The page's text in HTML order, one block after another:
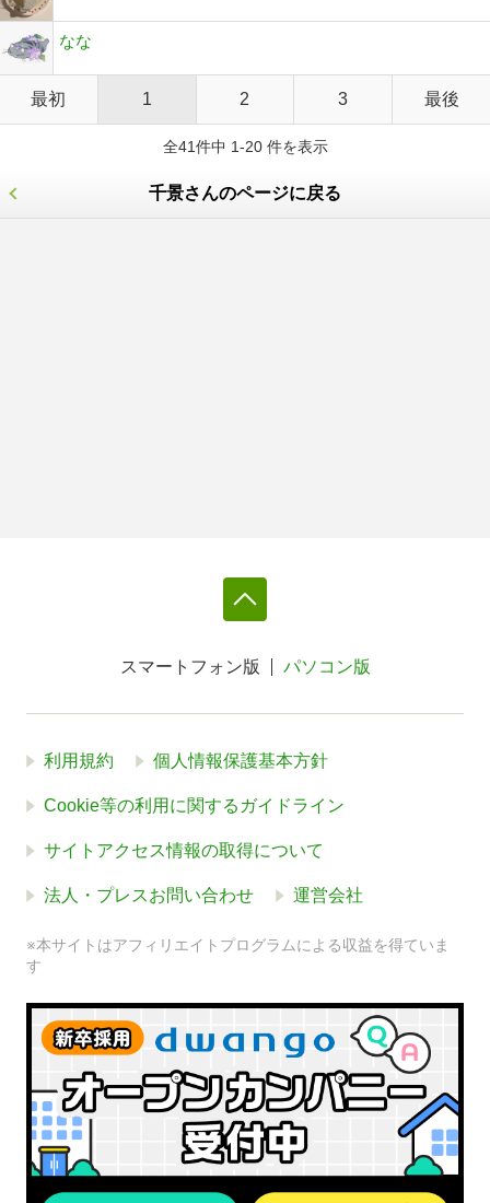
なな
最初 1 2 3 最後
全41件中 1-20 件を表示
千景さんのページに戻る
スマートフォン版 パソコン版
利用規約 個人情報保護基本方針
Cookie等の利用に関するガイドライン
サイトアクセス情報の取得について
法人・プレスお問い合わせ 運営会社
※本サイトはアフィリエイトプログラムによる収益を得ていま
す